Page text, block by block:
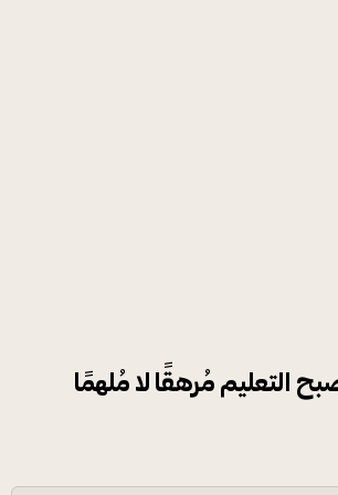
التعليم مُرهقًا لا مُلهمًا